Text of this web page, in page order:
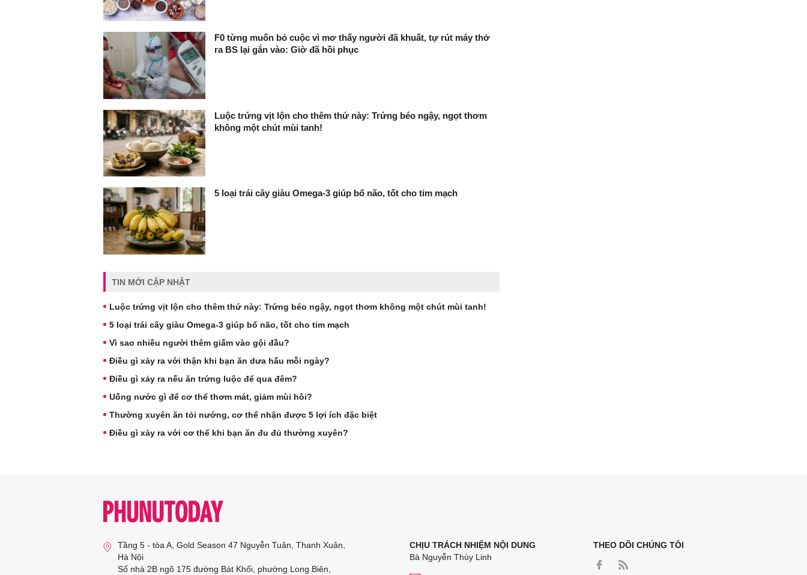
F0 từng muốn bỏ cuộc vì mơ thấy người đã khuất, tự rút máy thở
ra BS lại gắn vào: Giờ đã hồi phục
Luộc trứng vịt lộn cho thêm thứ này: Trứng béo ngậy, ngọt thơm
không một chút mùi tanh!
5 loại trái cây giàu Omega-3 giúp bổ não, tốt cho tim mạch
TIN MỚI CẬP NHẬT
Luộc trứng vịt lộn cho thêm thứ này: Trứng béo ngậy, ngọt thơm không một chút mùi tanh!
5 loại trái cây giàu Omega-3 giúp bổ não, tốt cho tim mạch
Vì sao nhiều người thêm giấm vào gội đầu?
Điều gì xảy ra với thận khi bạn ăn dưa hấu mỗi ngày?
Điều gì xảy ra nếu ăn trứng luộc để qua đêm?
Uống nước gì để cơ thể thơm mát, giảm mùi hôi?
Thường xuyên ăn tỏi nướng, cơ thể nhận được 5 lợi ích đặc biệt
Điều gì xảy ra với cơ thể khi bạn ăn đu đủ thường xuyên?
Tầng 5 - tòa A, Gold Season 47 Nguyễn Tuân, Thanh Xuân,
Hà Nội
Số nhà 2B ngõ 175 đường Bát Khối, phường Long Biên,
CHỊU TRÁCH NHIỆM NỘI DUNG
Bà Nguyễn Thùy Linh
THEO DÕI CHÚNG TÔI